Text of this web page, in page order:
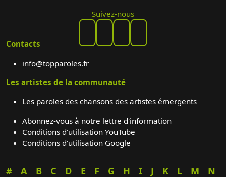
Suivez-nous
Contacts
info@topparoles.fr
Les artistes de la communauté
Les paroles des chansons des artistes émergents
Abonnez-vous à notre lettre d'information
Conditions d'utilisation YouTube
Conditions d'utilisation Google
# A B C D E F G H I J K L M N